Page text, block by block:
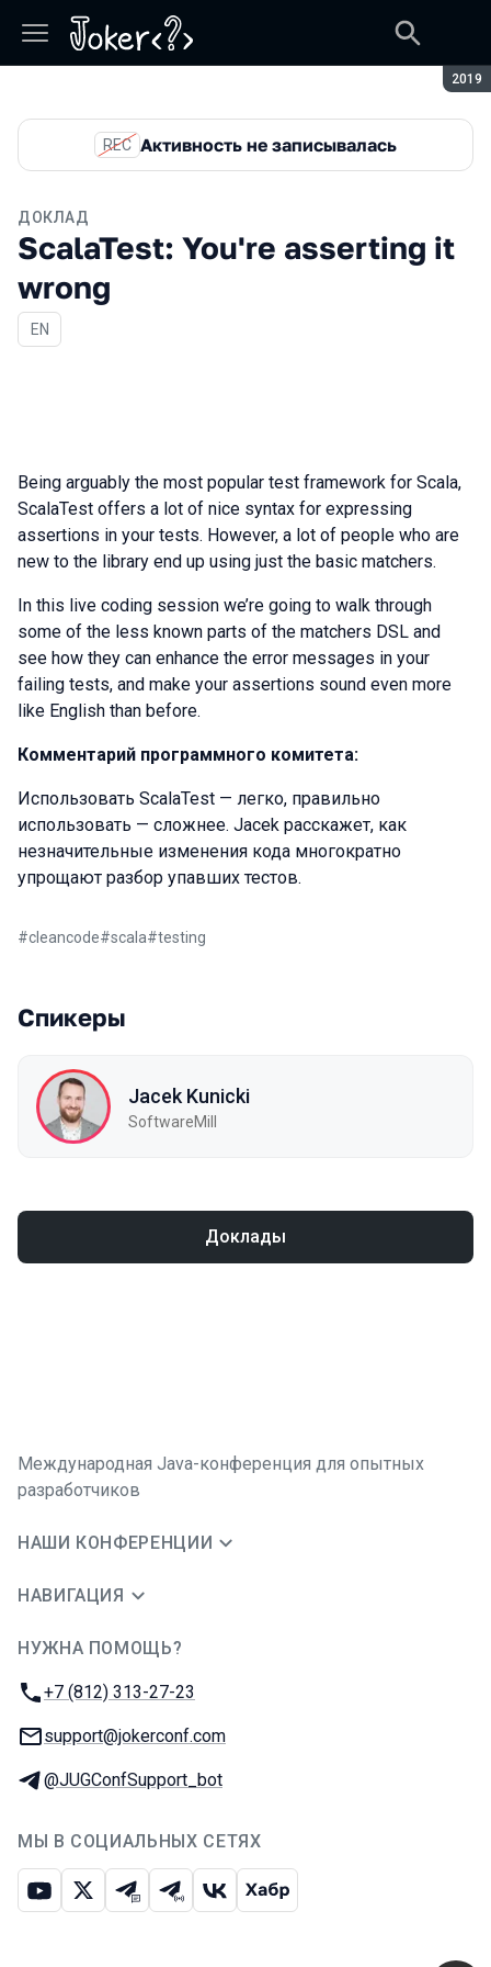
2019
REC Активность не записывалась
ДОКЛАД
ScalaTest: You're asserting it
wrong
На английском языке
EN
Being arguably the most popular test framework for Scala,
ScalaTest offers a lot of nice syntax for expressing
assertions in your tests. However, a lot of people who are
new to the library end up using just the basic matchers.
In this live coding session we’re going to walk through
some of the less known parts of the matchers DSL and
see how they can enhance the error messages in your
failing tests, and make your assertions sound even more
like English than before.
Комментарий программного комитета:
Использовать ScalaTest — легко, правильно
использовать — сложнее. Jacek расскажет, как
незначительные изменения кода многократно
упрощают разбор упавших тестов.
#cleancode#scala#testing
Спикеры
Jacek Kunicki
SoftwareMill
Доклады
Международная Java-конференция для опытных
разработчиков
НАШИ КОНФЕРЕНЦИИ
НАВИГАЦИЯ
НУЖНА ПОМОЩЬ?
Телефон:
+7 (812) 313-27-23
E-mail:
support@jokerconf.com
Телеграм:
@JUGConfSupport_bot
МЫ В СОЦИАЛЬНЫХ СЕТЯХ
ЮтубИкс Телеграм-чат
Телеграм-канал
ВКонтакте
Хабр